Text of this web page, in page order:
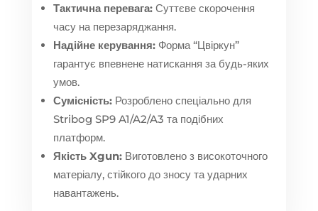
Тактична перевага:Суттєве скорочення
часу на перезаряджання.
Надійне керування:Форма “Цвіркун”
гарантує впевнене натискання за будь-яких
умов.
Сумісність:Розроблено спеціально для
Stribog SP9 A1/A2/A3 та подібних
платформ.
Якість Xgun:Виготовлено з високоточного
матеріалу, стійкого до зносу та ударних
навантажень.